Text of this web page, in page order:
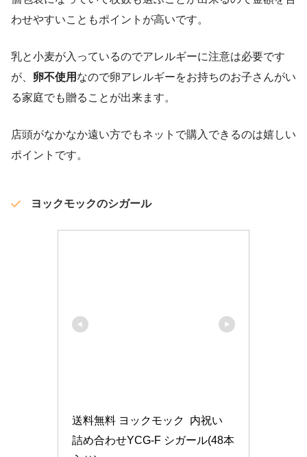
わせやすいこともポイントが高いです。
乳と小麦が入っているのでアレルギーに注意は必要です
が、 卵不使用 なので卵アレルギーをお持ちのお子さんがい
る家庭でも贈ることが出来ます。
店頭がなかなか遠い方でもネットで購入できるのは嬉しい
ポイントです。
ヨックモックのシガール
送料無料 ヨックモック  内祝い
詰め合わせYCG-F シガール(48本